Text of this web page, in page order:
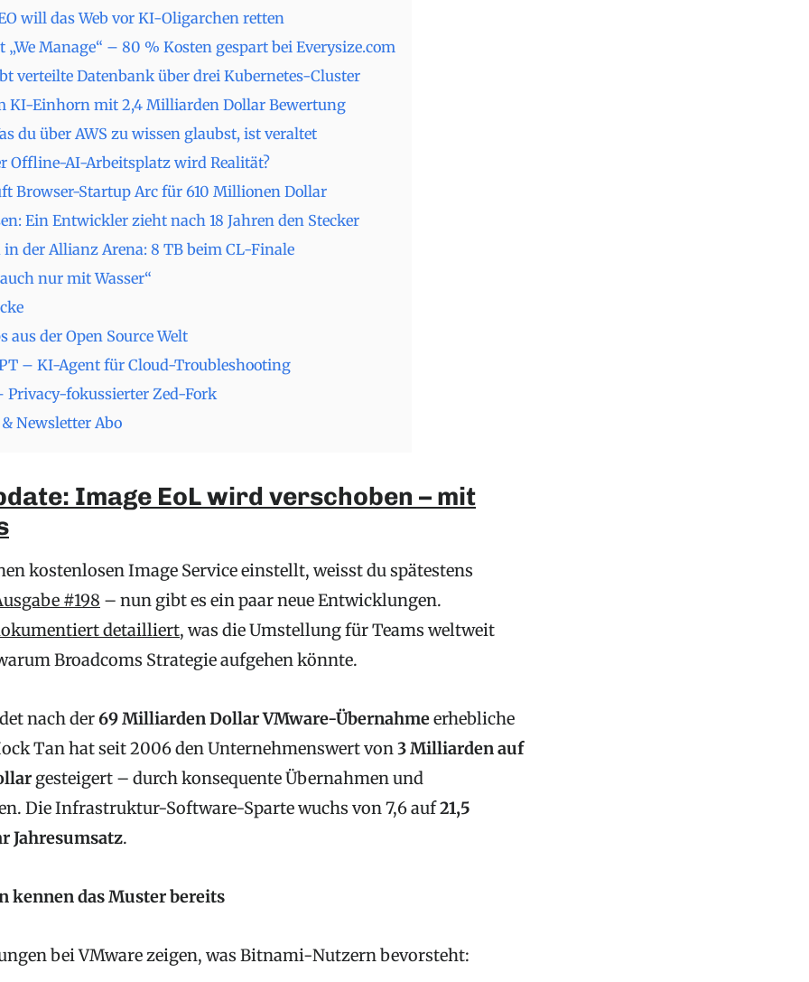
will das Web vor KI-Oligarchen retten
Manage“ – 80 % Kosten gespart bei Everysize.com
verteilte Datenbank über drei Kubernetes-Cluster
KI-Einhorn mit 2,4 Milliarden Dollar Bewertung
du über AWS zu wissen glaubst, ist veraltet
Offline-AI-Arbeitsplatz wird Realität?
Browser-Startup Arc für 610 Millionen Dollar
Ein Entwickler zieht nach 18 Jahren den Stecker
der Allianz Arena: 8 TB beim CL-Finale
nur mit Wasser“
der Open Source Welt
– KI-Agent für Cloud-Troubleshooting
Privacy-fokussierter Zed-Fork
Newsletter Abo
Image EoL wird verschoben – mit
kostenlosen Image Service einstellt, weisst du spätestens
#198 – nun gibt es ein paar neue Entwicklungen.
detailliert, was die Umstellung für Teams weltweit
Broadcoms Strategie aufgehen könnte.
nach der69 Milliarden Dollar VMware-Übernahmeerhebliche
Tan hat seit 2006 den Unternehmenswert von3 Milliarden auf
gesteigert – durch konsequente Übernahmen und
Die Infrastruktur-Software-Sparte wuchs von 7,6 auf21,5
Jahresumsatz.
kennen das Muster bereits
bei VMware zeigen, was Bitnami-Nutzern bevorsteht: